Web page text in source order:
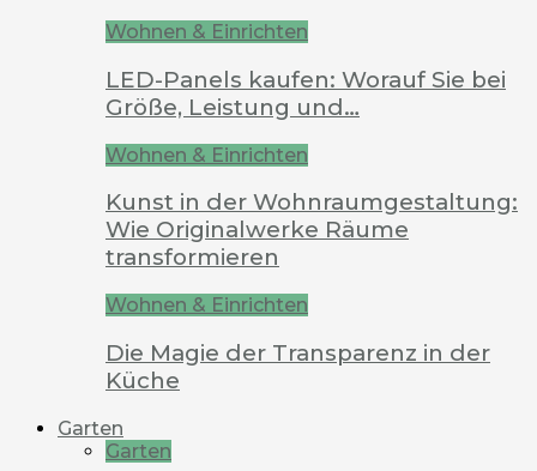
Wohnen & Einrichten
LED-Panels kaufen: Worauf Sie bei
Größe, Leistung und…
Wohnen & Einrichten
Kunst in der Wohnraumgestaltung:
Wie Originalwerke Räume
transformieren
Wohnen & Einrichten
Die Magie der Transparenz in der
Küche
Garten
Garten